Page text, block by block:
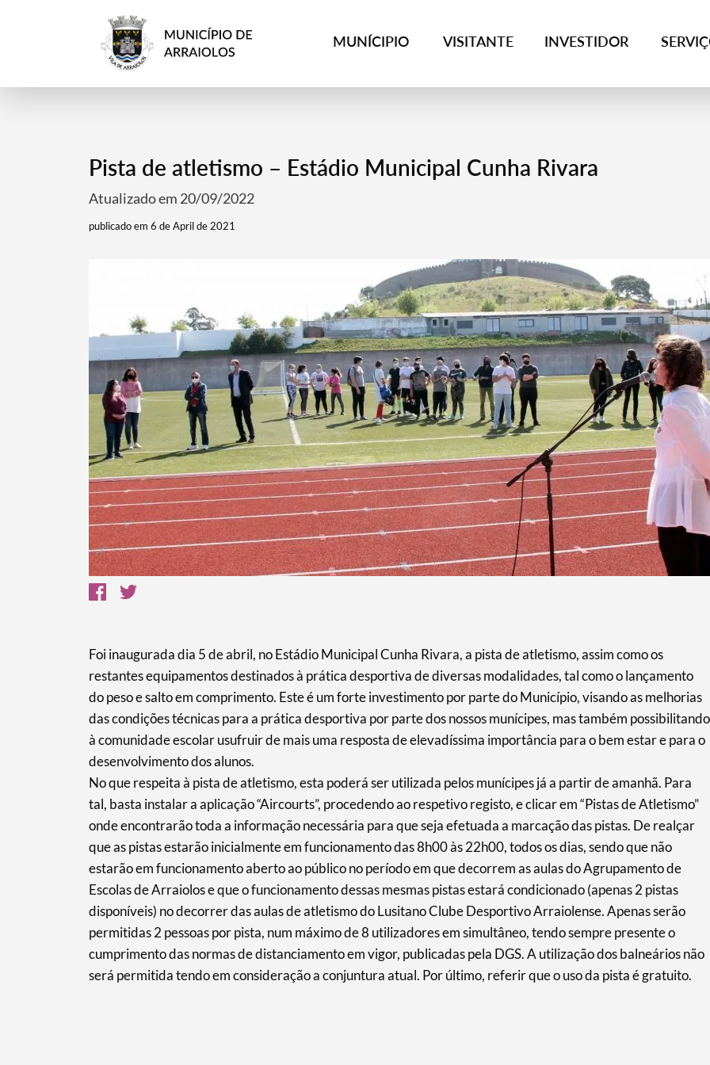
MUNÍCIPIO VISITANTE INVESTIDOR
Termo de Pesquisa
Categorias gerais
Filtros
Pista de atletismo – Estádio Municipal Cunha Rivara
Atualizado em 20/09/2022
publicado em 6 de April de 2021
Foi inaugurada dia 5 de abril, no Estádio Municipal Cunha Rivara, a pista de atletismo, assim como os
restantes equipamentos destinados à prática desportiva de diversas modalidades, tal como o lançamento
do peso e salto em comprimento. Este é um forte investimento por parte do Município, visando as melhorias
das condições técnicas para a prática desportiva por parte dos nossos munícipes, mas também possibilitando
à comunidade escolar usufruir de mais uma resposta de elevadíssima importância para o bem estar e para o
desenvolvimento dos alunos.
No que respeita à pista de atletismo, esta poderá ser utilizada pelos munícipes já a partir de amanhã. Para
tal, basta instalar a aplicação “Aircourts”, procedendo ao respetivo registo, e clicar em “Pistas de Atletismo”
onde encontrarão toda a informação necessária para que seja efetuada a marcação das pistas. De realçar
que as pistas estarão inicialmente em funcionamento das 8h00 às 22h00, todos os dias, sendo que não
estarão em funcionamento aberto ao público no período em que decorrem as aulas do Agrupamento de
Escolas de Arraiolos e que o funcionamento dessas mesmas pistas estará condicionado (apenas 2 pistas
disponíveis) no decorrer das aulas de atletismo do Lusitano Clube Desportivo Arraiolense. Apenas serão
permitidas 2 pessoas por pista, num máximo de 8 utilizadores em simultâneo, tendo sempre presente o
cumprimento das normas de distanciamento em vigor, publicadas pela DGS. A utilização dos balneários não
será permitida tendo em consideração a conjuntura atual. Por último, referir que o uso da pista é gratuito.